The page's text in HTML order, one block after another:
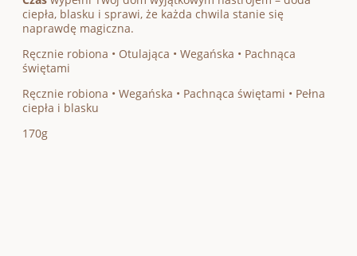
ciepła, blasku i sprawi, że każda chwila stanie się
naprawdę magiczna.
Ręcznie robiona • Otulająca • Wegańska • Pachnąca
świętami
Ręcznie robiona • Wegańska • Pachnąca świętami • Pełna
ciepła i blasku
170g